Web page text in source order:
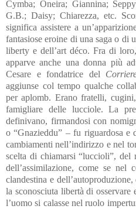
Cymba; Oneira; Giannina;
G.B.; Daisy; Chiarezza, etc.
significa assistere a
fantasiose eroine di una saga o di
liberty e dell’art déco. Fra di
apparve anche una donna più
Cesare e fondatrice del
aggiunse col tempo qualche
per aplomb. Erano fratelli,
famigliare delle lucciole. La
definivano, firmandosi con
o “Gnazieddu” – fu riguardosa e
cambiamenti nell’indirizzo e nel
scelta di chiamarsi “luccioli”, del
dell’assimilazione, come se nel
clandestina e
la sconosciuta libertà di
l’uomo si calasse nel ruolo